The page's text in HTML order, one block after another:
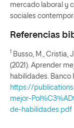
mercado laboral y
sociales
Referencias
1 Busso, M., Cristia,
(2021). Aprender
habilidades. Banco
https://
mejor-
de-habilidades.pdf